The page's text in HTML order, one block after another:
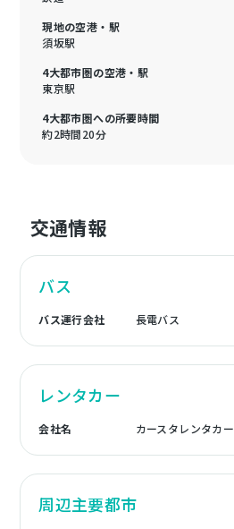
現地の空港・駅
須坂駅
4大都市圏の空港・駅
東京駅
4大都市圏への所要時間
約2時間20分
交通情報
バス
バス運行会社 長電バス
レンタカー
会社名 カースタレンタカー
周辺主要都市